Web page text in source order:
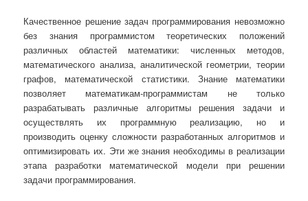
Качественное решение задач программирования невозможно
без знания программистом теоретических положений
различных областей математики: численных методов,
математического анализа, аналитической геометрии, теории
графов, математической статистики. Знание математики
позволяет математикам-программистам не только
разрабатывать различные алгоритмы решения задачи и
осуществлять их программную реализацию, но и
производить оценку сложности разработанных алгоритмов и
оптимизировать их. Эти же знания необходимы в реализации
этапа разработки математической модели при решении
задачи программирования.